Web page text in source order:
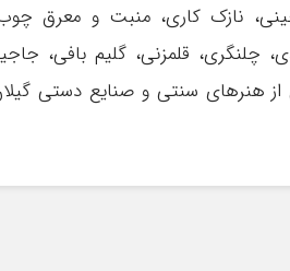
نازک کاری، منبت و معرق
چلنگری، قلمزنی، گلیم بافی،
از هنرهای سنتی و صنایع دستی